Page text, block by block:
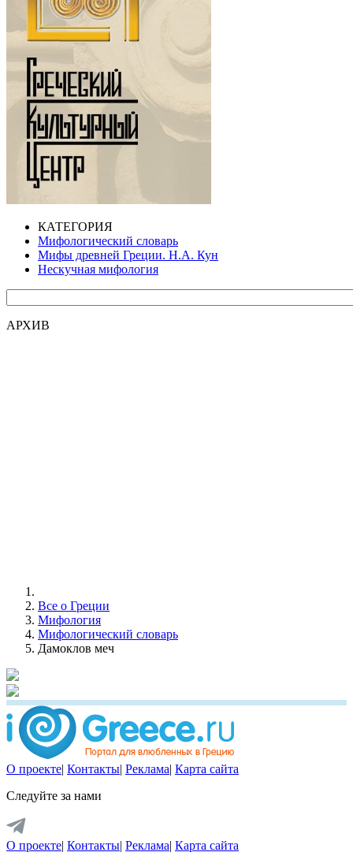
КАТЕГОРИЯ
Мифологический словарь
Мифы древней Греции. Н.А. Кун
Нескучная мифология
АРХИВ
Все о Греции
Мифология
Мифологический словарь
Дамоклов меч
О проекте| Контакты| Реклама| Карта сайта
Следуйте за нами
О проекте| Контакты| Реклама| Карта сайта